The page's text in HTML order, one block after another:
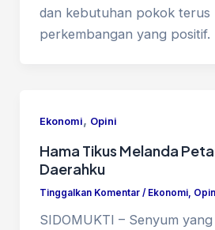
dan kebutuhan pokok terus
perkembangan yang positif.
Ekonomi, Opini
Hama Tikus Melanda
Daerahku
Tinggalkan Komentar / Ekonomi,
SIDOMUKTI – Senyum